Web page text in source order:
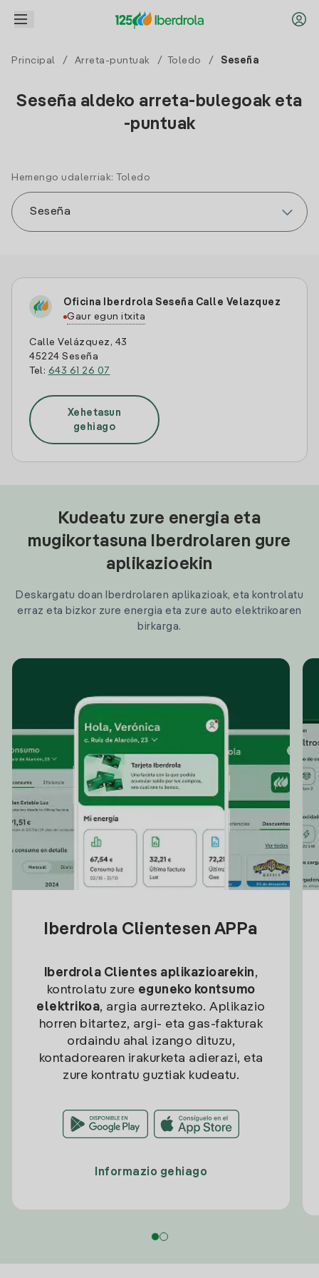
Principal / Arreta-puntuak / Toledo / Seseña
Seseña aldeko arreta-bulegoak eta
-puntuak
Hemengo udalerriak: Toledo
Oficina Iberdrola Seseña Calle Velazquez
Gaur egun itxita
Calle Velázquez, 43
45224 Seseña
Tel: 643 61 26 07
Xehetasun
gehiago
Kudeatu zure energia eta
mugikortasuna Iberdrolaren gure
aplikazioekin
Deskargatu doan Iberdrolaren aplikazioak, eta kontrolatu
erraz eta bizkor zure energia eta zure auto elektrikoaren
birkarga.
Iberdrola Clientesen APPa
Iberdrola Clientes aplikazioarekin,
kontrolatu zure eguneko kontsumo
elektrikoa, argia aurrezteko. Aplikazio
horren bitartez, argi- eta gas-fakturak
ordaindu ahal izango dituzu,
kontadorearen irakurketa adierazi, eta
zure kontratu guztiak kudeatu.
Informazio gehiago